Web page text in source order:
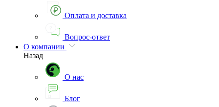
Оплата и доставка
Вопрос-ответ
О компании
Назад
О нас
Блог